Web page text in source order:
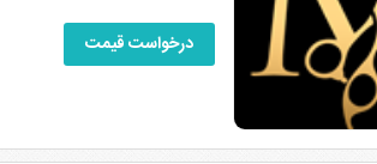
درخواست قیمت